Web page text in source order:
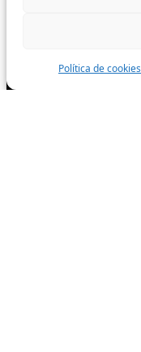
Política de cookies